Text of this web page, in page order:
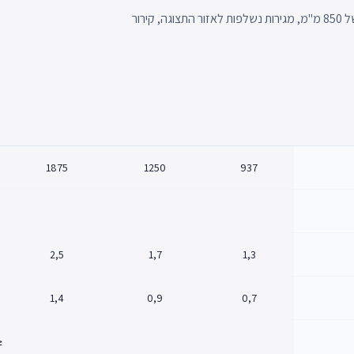
למנהלי מוצר זה יש יכולת חיבור למערכת קירור מרוחקת, עומק תצוגה של 850 מ"מ, מגירות נשלפות לאזור התצוגה, קירור
937
1250
1875
1,3
1,7
2,5
0,7
0,9
1,4